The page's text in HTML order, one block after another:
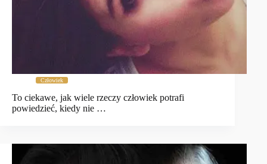
Człowiek
To ciekawe, jak wiele rzeczy człowiek potrafi
powiedzieć, kiedy nie …